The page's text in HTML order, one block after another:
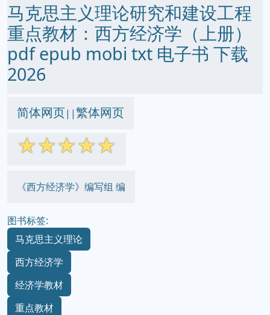
马克思主义理论研究和建设工程
重点教材：西方经济学（上册）
pdf epub mobi txt 电子书 下载
2026
简体网页||繁体网页
☆☆☆☆☆
《西方经济学》编写组 编
图书标签:
马克思主义理论
西方经济学
经济学教材
重点教材